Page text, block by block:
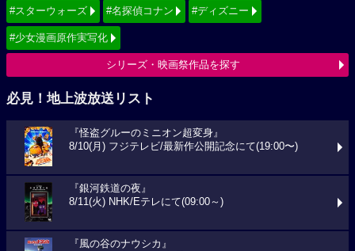
#スターウォーズ #名探偵コナン #ディズニー
#少女漫画原作実写化
シリーズ・映画祭作品を探す
必見！地上波放送リスト
『怪盗グルーのミニオン超変身』
8/10(月) フジテレビ/最新作公開記念にて(19:00〜)
『銀河鉄道の夜』
8/11(火) NHK/Eテレにて(09:00～)
『風の谷のナウシカ』